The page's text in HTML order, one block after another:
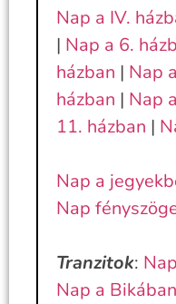
Nap a IV.
| Nap a 6.
házban | Nap
házban | Nap
11. házban |
Nap a
Nap
Tranzitok:
Nap a